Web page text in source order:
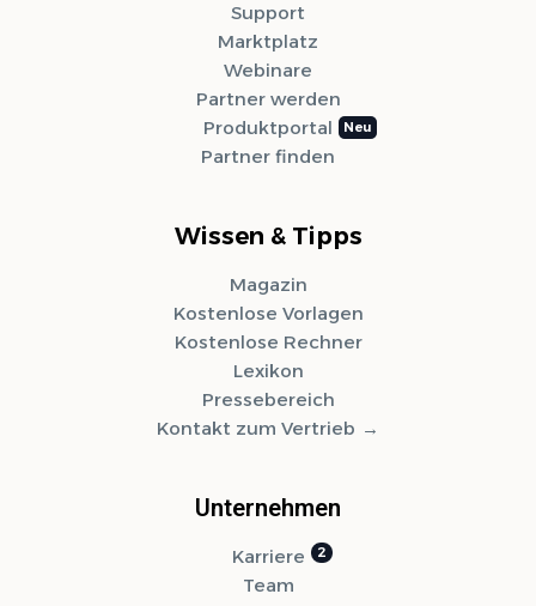
Support
Marktplatz
Webinare
Partner werden
Produktportal
Partner finden
Wissen & Tipps
Magazin
Kostenlose Vorlagen
Kostenlose Rechner
Lexikon
Pressebereich
Kontakt zum Vertrieb
Unternehmen
Karriere
Team